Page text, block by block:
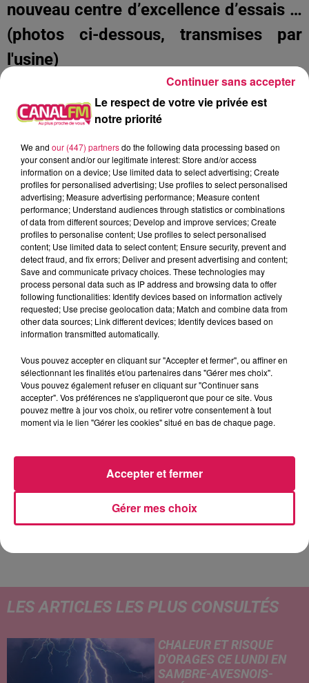
nouveau centre d’excellence d’essais …
(photos ci-dessous, transmises par
l'usine)
NATHALIE RENARD DIRECTRICE MARKETING CHEZ
JEUMONT ELECTRIC
la ligne des auditeurs
LES ARTICLES LES PLUS CONSULTÉS
CHALEUR ET RISQUE
D'ORAGES CE LUNDI EN
SAMBRE-AVESNOIS-
Le respect de votre vie privée est
notre priorité
We and our (447) partnersdo the following data processing based on
your consent and/or our legitimate interest: Store and/or access
information on a device; Use limited data to select advertising; Create
profiles for personalised advertising; Use profiles to select personalised
advertising; Measure advertising performance; Measure content
performance; Understand audiences through statistics or combinations
of data from different sources; Develop and improve services; Create
profiles to personalise content; Use profiles to select personalised
content; Use limited data to select content; Ensure security, prevent and
detect fraud, and fix errors; Deliver and present advertising and content;
Save and communicate privacy choices. These technologies may
process personal data such as IP address and browsing data to offer
following functionalities: Identify devices based on information actively
requested; Use precise geolocation data; Match and combine data from
other data sources; Link different devices; Identify devices based on
information transmitted automatically.
Vous pouvez accepter en cliquant sur "Accepter et fermer", ou affiner en
sélectionnant les finalités et/ou partenaires dans "Gérer mes choix".
Vous pouvez également refuser en cliquant sur "Continuer sans
accepter". Vos préférences ne s'appliqueront que pour ce site. Vous
pouvez mettre à jour vos choix, ou retirer votre consentement à tout
moment via le lien "Gérer les cookies" situé en bas de chaque page.
Gérer mes choix
Accepter et fermer
Continuer sans accepter